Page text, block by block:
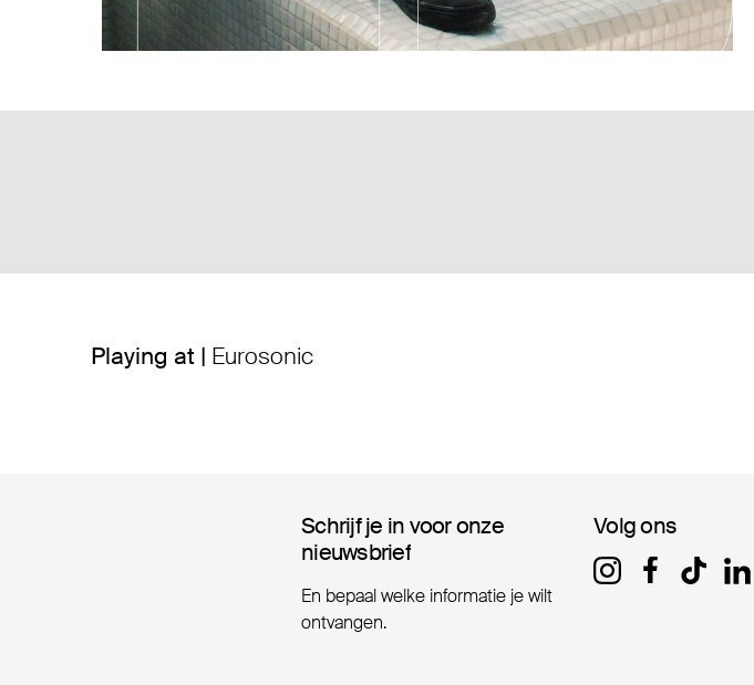
Playing at | Eurosonic
Schrijf je in voor onze
Schrijf je in voor onze
nieuwsbrief
nieuwsbrief
En bepaal welke informatie je wilt
ontvangen.
Volg ons
Volg ons